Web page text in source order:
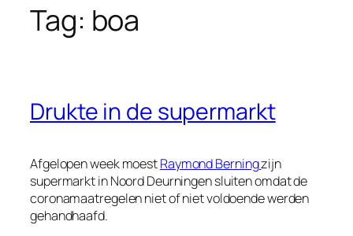
Tag: boa
Drukte in de supermarkt
Afgelopen week moestRaymond Berningzijn
supermarkt in Noord Deurningen sluiten omdat de
coronamaatregelen niet of niet voldoende werden
gehandhaafd.